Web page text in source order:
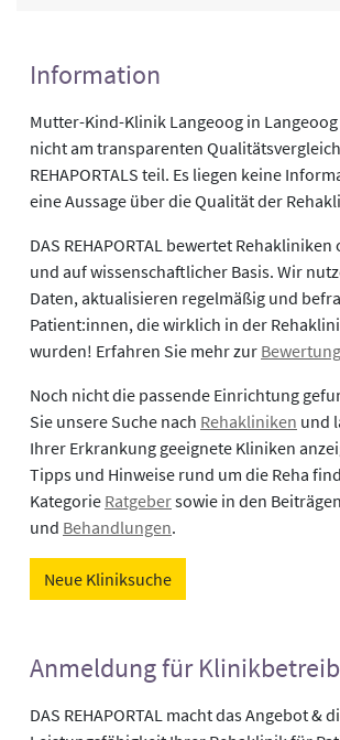
Information
Mutter-Kind-Klinik Langeoog in
nicht am transparenten
REHAPORTALS teil. Es liegen keine
eine Aussage über die Qualität der
DAS REHAPORTAL bewertet
und auf wissenschaftlicher Basis. Wir
Daten, aktualisieren regelmäßig und
Patient:innen, die wirklich in der
wurden! Erfahren Sie mehr zur
Noch nicht die passende Einrichtung
Sie unsere Suche nach Rehakliniken und
Ihrer Erkrankung geeignete Kliniken
Tipps und Hinweise rund um die Reha
Kategorie Ratgebersowie in den
und Behandlungen.
Neue Kliniksuche
Anmeldung für
DAS REHAPORTAL macht das Angebot &